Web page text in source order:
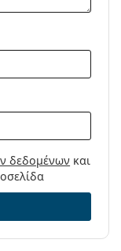
δεδομένων και